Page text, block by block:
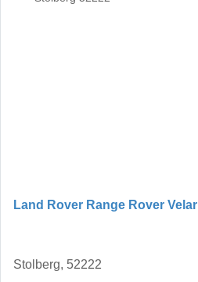
Land Rover Range Rover Velar
Stolberg, 52222